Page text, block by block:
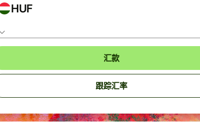
HUF
汇款
跟踪汇率